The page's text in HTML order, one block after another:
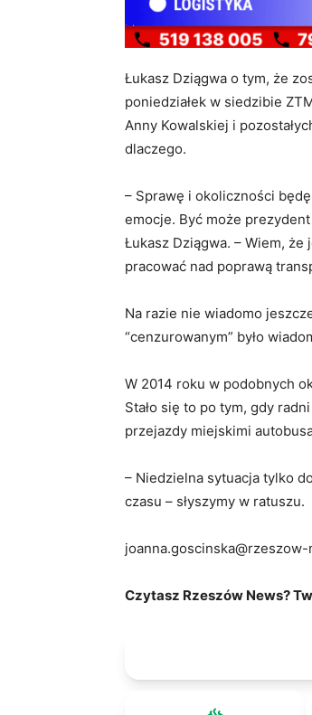
Łukasz Dziągwa o tym, że
poniedziałek w siedzibie
Anny Kowalskiej i
dlaczego.
– Sprawę i okoliczności
emocje. Być może
Łukasz Dziągwa. – Wiem,
pracować nad poprawą
Na razie nie wiadomo
“cenzurowanym” było
W 2014 roku w podobnych
Stało się to po tym, gdy
przejazdy miejskimi
– Niedzielna sytuacja tylko
czasu – słyszymy w ratuszu.
Czytasz Rzeszów News?